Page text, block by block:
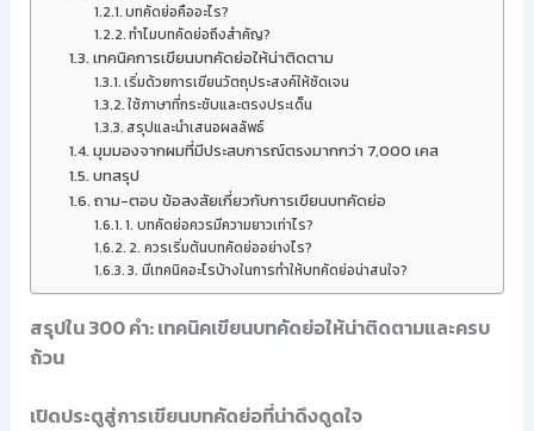
บทคัดย่อคืออะไร?
ทำไมบทคัดย่อถึงสำคัญ?
เทคนิคการเขียนบทคัดย่อให้น่าติดตาม
เริ่มด้วยการเขียนวัตถุประสงค์ให้ชัดเจน
ใช้ภาษาที่กระชับและตรงประเด็น
สรุปและนำเสนอผลลัพธ์
มุมมองจากผมที่มีประสบการณ์ตรงมากกว่า 7,000 เคส
บทสรุป
ถาม-ตอบ ข้อสงสัยเกี่ยวกับการเขียนบทคัดย่อ
1. บทคัดย่อควรมีความยาวเท่าไร?
2. ควรเริ่มต้นบทคัดย่ออย่างไร?
3. มีเทคนิคอะไรบ้างในการทำให้บทคัดย่อน่าสนใจ?
สรุปใน 300 คำ: เทคนิคเขียนบทคัดย่อให้น่าติดตามและครบ
ถ้วน
เปิดประตูสู่การเขียนบทคัดย่อที่น่าดึงดูดใจ